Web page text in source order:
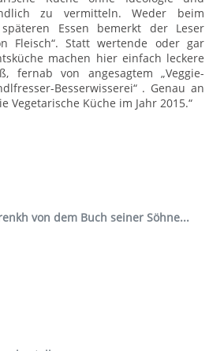
zu vermitteln. Weder beim
Essen bemerkt der Leser
Fleisch“. Statt wertende oder gar
machen hier einfach leckere
fernab von angesagtem „Veggie-
Besserwisserei“ . Genau an
Vegetarische Küche im Jahr 2015.“
von dem Buch seiner Söhne...